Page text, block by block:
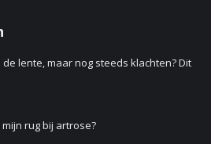
lente, maar nog steeds klachten? Dit
rug bij artrose?